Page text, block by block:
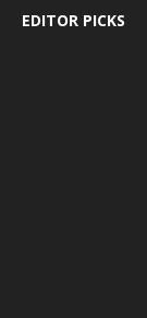
EDITOR PICKS